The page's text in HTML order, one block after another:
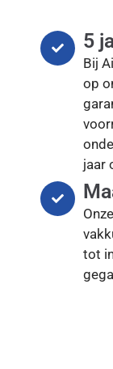
5
Bij
op
jaar
tot